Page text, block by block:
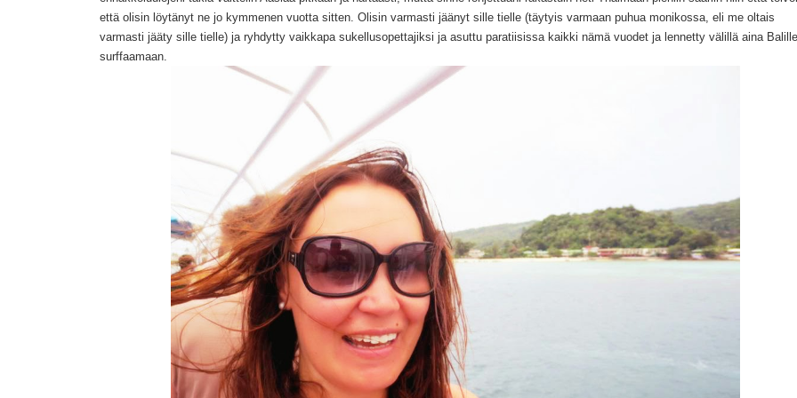
että olisin löytänyt ne jo kymmenen vuotta sitten. Olisin varmasti jäänyt sille tielle (täytyis varmaan puhua monikossa, eli me oltais
varmasti jääty sille tielle) ja ryhdytty vaikkapa sukellusopettajiksi ja asuttu paratiisissa kaikki nämä vuodet ja lennetty välillä aina Balille
surffaamaan.